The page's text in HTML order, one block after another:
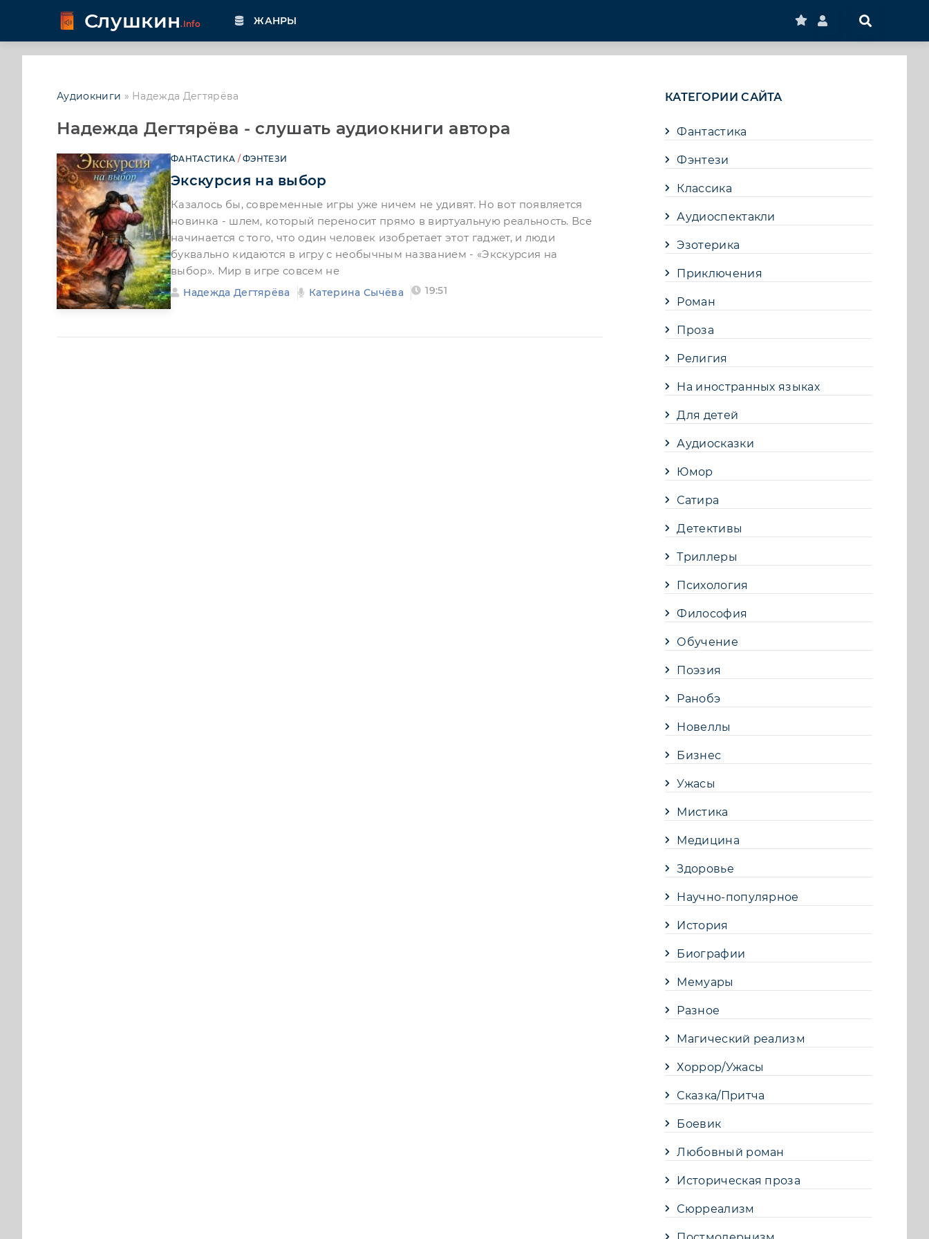
Слушкин.Info ЖАНРЫ
Аудиокниги » Надежда Дегтярёва
Надежда Дегтярёва - слушать аудиокниги автора
ФАНТАСТИКА /ФЭНТЕЗИ
Экскурсия на выбор
Казалось бы, современные игры уже ничем не удивят. Но вот появляется
новинка - шлем, который переносит прямо в виртуальную реальность. Все
начинается с того, что один человек изобретает этот гаджет, и люди
буквально кидаются в игру с необычным названием - «Экскурсия на
выбор». Мир в игре совсем не
Надежда Дегтярёва Катерина Сычёва 19:51
КАТЕГОРИИ САЙТА
Фантастика
Фэнтези
Классика
Аудиоспектакли
Эзотерика
Приключения
Роман
Проза
Религия
На иностранных языках
Для детей
Аудиосказки
Юмор
Сатира
Детективы
Триллеры
Психология
Философия
Обучение
Поэзия
Ранобэ
Новеллы
Бизнес
Ужасы
Мистика
Медицина
Здоровье
Научно-популярное
История
Биографии
Мемуары
Разное
Магический реализм
Хоррор/Ужасы
Сказка/Притча
Боевик
Любовный роман
Историческая проза
Сюрреализм